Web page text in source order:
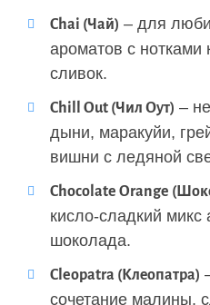
Chai (Чай) – для
ароматов с нотками
сливок.
Chill Out (Чил Оут) –
дыни, маракуйи,
вишни с ледяной
Chocоlate Orange
кисло-сладкий микс
шоколада.
Cleopatra (Клеопатра)
сочетание малины,